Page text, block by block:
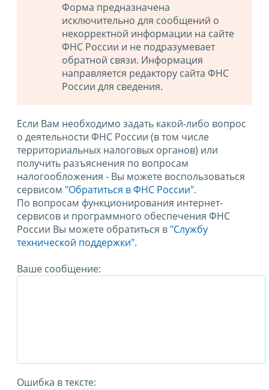
Форма предназначена
исключительно для сообщений о
некорректной информации на сайте
ФНС России и не подразумевает
обратной связи. Информация
направляется редактору сайта ФНС
России для сведения.
Если Вам необходимо задать какой-либо вопрос
о деятельности ФНС России (в том числе
территориальных налоговых органов) или
получить разъяснения по вопросам
налогообложения - Вы можете воспользоваться
сервисом "Обратиться в ФНС России".
По вопросам функционирования интернет-
сервисов и программного обеспечения ФНС
России Вы можете обратиться в "Службу
технической поддержки".
Ваше сообщение:
Ошибка в тексте: